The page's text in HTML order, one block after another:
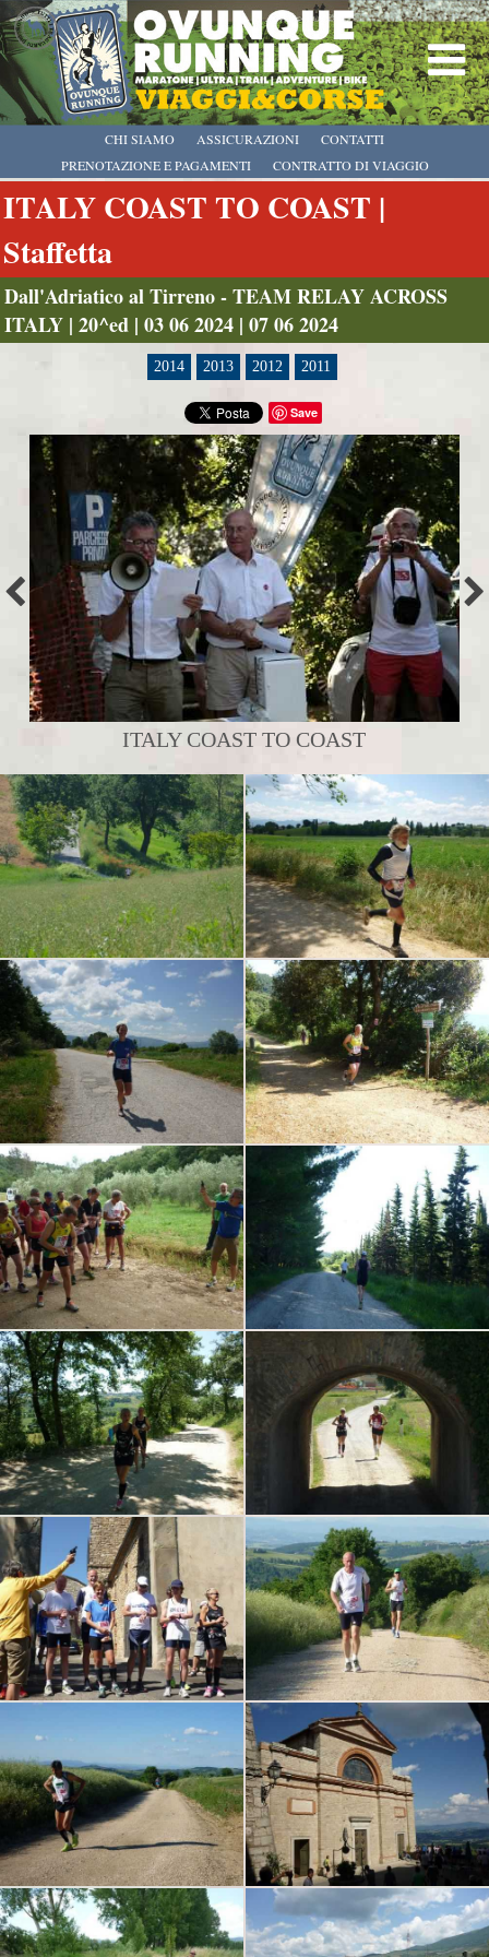
CHI SIAMO
PRENOTAZIONE E PAGAMENTI
CONTRATTO DI VIAGGIO
ASSICURAZIONI CONTATTI
ITALY COAST TO COAST |
Staffetta
Dall'Adriatico al Tirreno - TEAM RELAY ACROSS
ITALY | 20^ed | 03 06 2024 | 07 06 2024
2014 2013 2012 2011
Save
ITALY COAST TO COAST